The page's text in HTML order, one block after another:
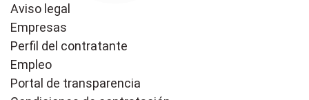
Aviso legal
Empresas
Perfil del contratante
Empleo
Portal de transparencia